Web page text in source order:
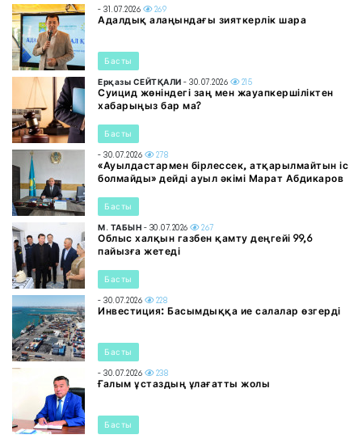
- 31.07.2026 269
Адалдық алаңындағы зияткерлік шара
Басты
Ерқазы СЕЙТҚАЛИ - 30.07.2026 215
Суицид жөніндегі заң мен жауапкершіліктен
хабарыңыз бар ма?
Басты
- 30.07.2026 278
«Ауылдастармен бірлессек, атқарылмайтын іс
болмайды» дейді ауыл әкімі Марат Абдикаров
Басты
М. ТАБЫН - 30.07.2026 267
Облыс халқын газбен қамту деңгейі 99,6
пайызға жетеді
Басты
- 30.07.2026 228
Инвестиция: Басымдыққа ие салалар өзгерді
Басты
- 30.07.2026 238
Ғалым ұстаздың ұлағатты жолы
Басты